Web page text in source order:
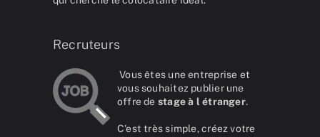
Recruteurs
Vous êtes une entreprise et
vous souhaitez publier une
offre de stage à l étranger.
C'est très simple, créez votre